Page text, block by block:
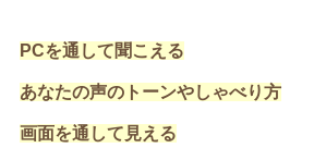
PCを通して聞こえる
あなたの声のトーンやしゃべり方
画面を通して見える